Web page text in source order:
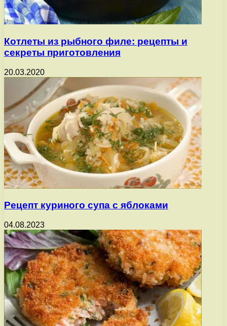
Котлеты из рыбного филе: рецепты и
секреты приготовления
20.03.2020
Рецепт куриного супа с яблоками
04.08.2023